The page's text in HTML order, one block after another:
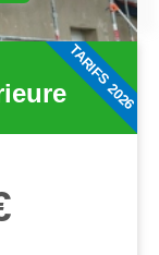
TARIFS 2026